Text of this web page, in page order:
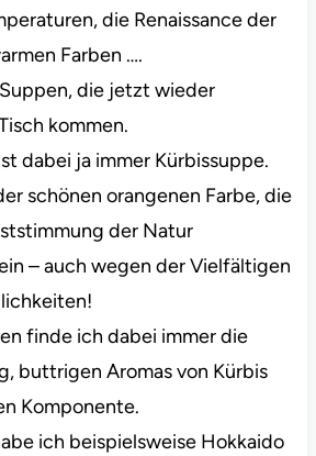
die Renaissance der
Farben ….
die jetzt wieder
kommen.
dabei ja immer Kürbissuppe.
schönen orangenen Farbe, die
der Natur
– auch wegen der Vielfältigen
finde ich dabei immer die
buttrigen Aromas von Kürbis
Komponente.
ich beispielsweise Hokkaido